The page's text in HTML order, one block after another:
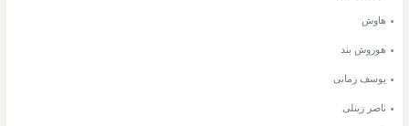
هاوش
هوروش بند
یوسف زمانی
ناصر زینلی